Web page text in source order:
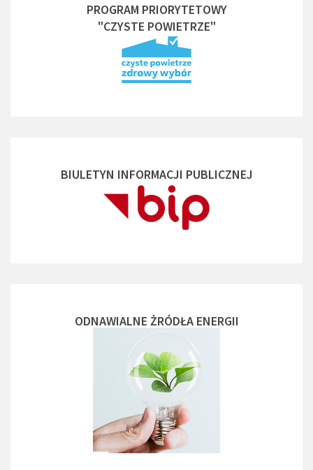
PROGRAM PRIORYTETOWY
"CZYSTE POWIETRZE"
BIULETYN INFORMACJI PUBLICZNEJ
ODNAWIALNE ŻRÓDŁA ENERGII